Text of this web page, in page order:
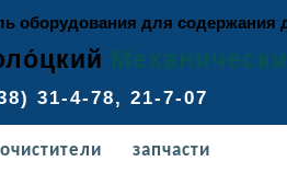
оборудования для содержания
31-4-78, 21-7-07
запчасти